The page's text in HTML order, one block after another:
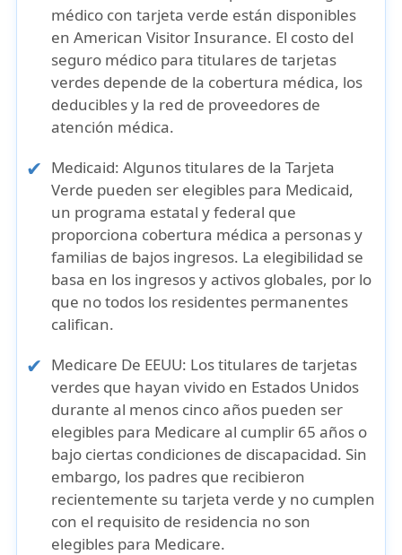
médico con tarjeta verde están disponibles
en American Visitor Insurance. El costo del
seguro médico para titulares de tarjetas
verdes depende de la cobertura médica, los
deduciblesy la red de proveedores de
atención médica.
Medicaid: Algunostitulares de la Tarjeta
Verde pueden ser elegibles para Medicaid,
un programa estatal y federal que
proporciona cobertura médica a personas y
familias de bajos ingresos. La elegibilidad se
basa en los ingresos y activos globales, por lo
que no todos los residentes permanentes
califican.
Medicare De EEUU: Lostitulares de tarjetas
verdes que hayan vivido en Estados Unidos
durante al menos cinco años pueden ser
elegibles para Medicare al cumplir 65 años o
bajo ciertas condiciones de discapacidad. Sin
embargo, los padres que recibieron
recientemente sutarjeta verde y no cumplen
con el requisito de residencia no son
elegibles para Medicare.